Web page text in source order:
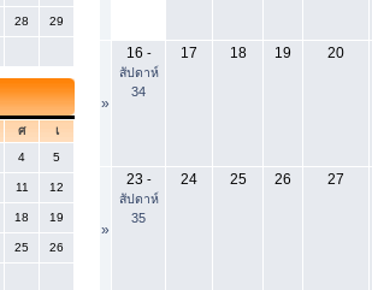
28 29
ศ
เ
4 5
11 12
18 19
25 26
»
16 -
สัปดาห์
34
17 18 19 20
»
23 -
สัปดาห์
35
24 25 26 27